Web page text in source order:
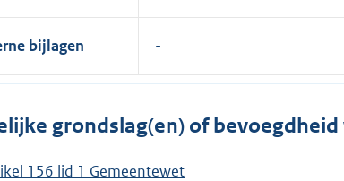
bijlagen
grondslag(en) of
156 lid 1 Gemeentewet